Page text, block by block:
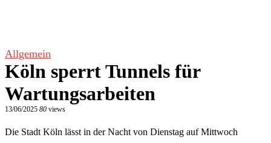
Allgemein
Köln sperrt Tunnels für
Wartungsarbeiten
13/06/2025 80 views
Die Stadt Köln lässt in der Nacht von Dienstag auf Mittwoch